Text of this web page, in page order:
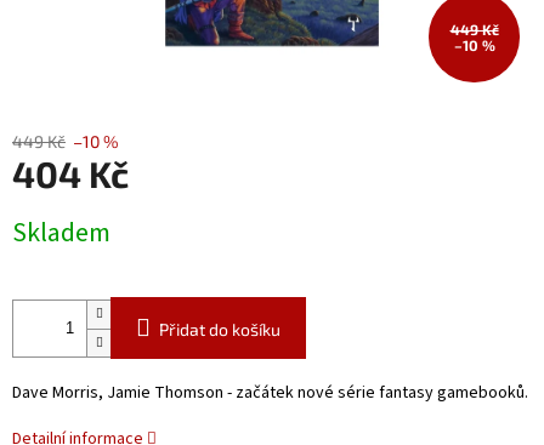
449 Kč
–10 %
449 Kč –10 %
404 Kč
cena:
Skladem
Přidat do košíku
Dave Morris, Jamie Thomson - začátek nové série fantasy gamebooků.
Detailní informace